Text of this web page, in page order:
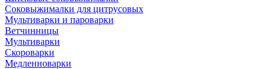
Соковыжималки для цитрусовых
Мультиварки и пароварки
Ветчинницы
Мультиварки
Скороварки
Медленноварки